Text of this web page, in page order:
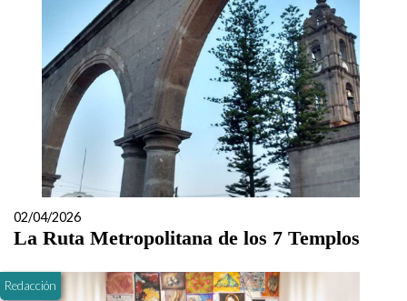
02/04/2026
La Ruta Metropolitana de los 7 Templos
Redacción